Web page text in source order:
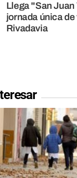
Llega "San
jornada única
Rivadavia